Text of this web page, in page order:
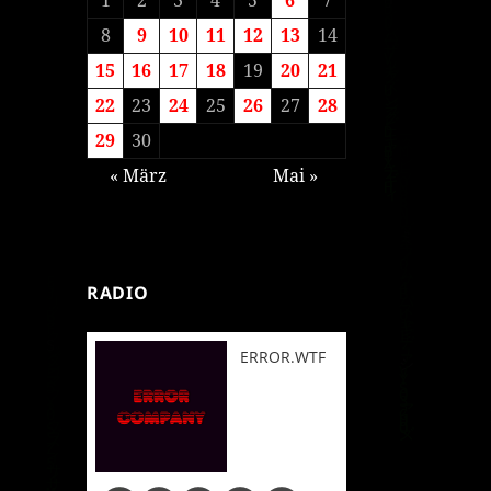
8
9 10 11 12 13
14
15
16 17 18 19 20
21
22
23 24 25 26 27
28
29
30
« März
Mai »
RADIO
ERROR.WTF